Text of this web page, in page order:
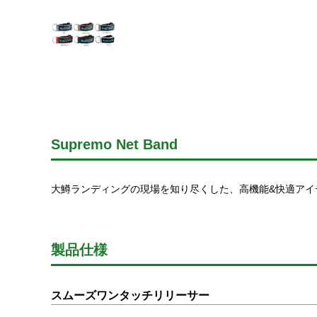
Supremo Net Band
大鱒ランディングの現場を知り尽くした、高機能&快適ア
製品仕様
スムーズワンタッチリリーサー